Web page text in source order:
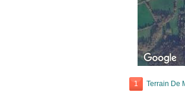
1 Terrain De